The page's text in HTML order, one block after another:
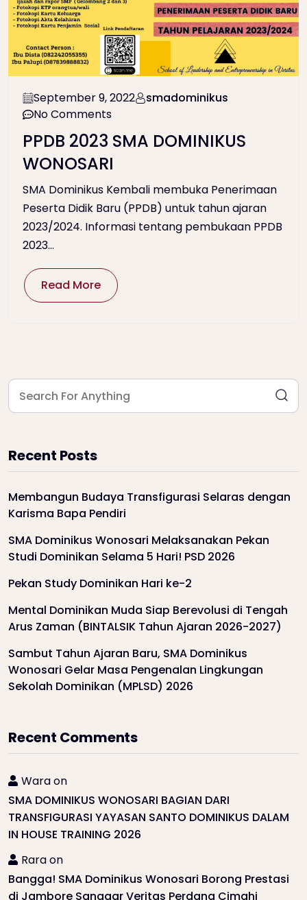
September 9, 2022
smadominikus
No Comments
PPDB 2023 SMA DOMINIKUS
WONOSARI
SMA Dominikus Kembali membuka Penerimaan
Peserta Didik Baru (PPDB) untuk tahun ajaran
2023/2024. Informasi tentang pembukaan PPDB
2023...
Read More
Recent Posts
Membangun Budaya Transfigurasi Selaras dengan
Karisma Bapa Pendiri
SMA Dominikus Wonosari Melaksanakan Pekan
Studi Dominikan Selama 5 Hari! PSD 2026
Pekan Study Dominikan Hari ke-2
Mental Dominikan Muda Siap Berevolusi di Tengah
Arus Zaman (BINTALSIK Tahun Ajaran 2026-2027)
Sambut Tahun Ajaran Baru, SMA Dominikus
Wonosari Gelar Masa Pengenalan Lingkungan
Sekolah Dominikan (MPLSD) 2026
Recent Comments
Waraon
SMA DOMINIKUS WONOSARI BAGIAN DARI
TRANSFIGURASI YAYASAN SANTO DOMINIKUS DALAM
IN HOUSE TRAINING 2026
Raraon
Bangga! SMA Dominikus Wonosari Borong Prestasi
di Jambore Sanggar Veritas Perdana Cimahi